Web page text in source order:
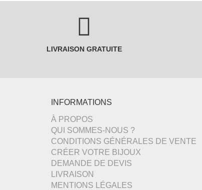
LIVRAISON GRATUITE
INFORMATIONS
À PROPOS
QUI SOMMES-NOUS ?
CONDITIONS GÉNÉRALES DE VENTE
CRÉER VOTRE BIJOUX
DEMANDE DE DEVIS
LIVRAISON
MENTIONS LÉGALES